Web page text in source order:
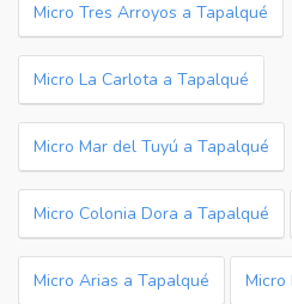
Micro Tres Arroyos a Tapalqué
Micro La Carlota a Tapalqué
Micro Mar del Tuyú a Tapalqué
Micro Colonia Dora a Tapalqué
Micro Arias a Tapalqué Micro